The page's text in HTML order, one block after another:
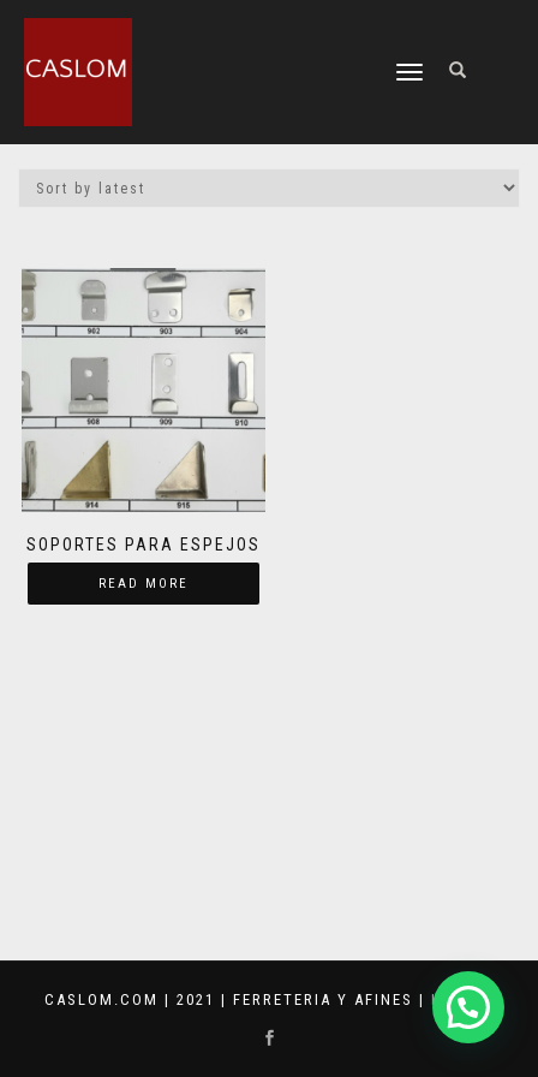
CAMBIAR
SOPORTES PARA ESPEJOS
READ MORE
CASLOM.COM | 2021 | FERRETERIA Y AFINES | KEVVAR